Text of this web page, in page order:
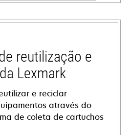
reutilização e
Lexmark
e reciclar
através do
de coleta de cartuchos